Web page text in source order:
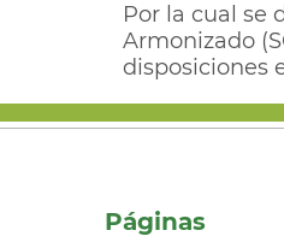
Por la cual se
Armonizado
disposiciones
Páginas